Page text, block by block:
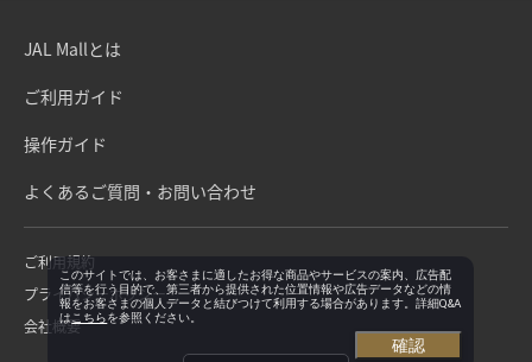
JAL Mallとは
ご利用ガイド
操作ガイド
よくあるご質問・お問い合わせ
ご利用規約
プライバシーポリシー
会社概要
このサイトでは、お客さまに適したお得な商品やサービスの案内、広告配
信等を行う目的で、第三者から提供された位置情報や広告データなどの情
報をお客さまの個人データと結びつけて利用する場合があります。詳細Q&A
はこちらを参照ください。
確認